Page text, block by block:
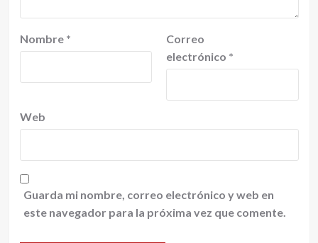
Nombre *
Correo
electrónico *
Web
Guarda mi nombre, correo electrónico y web en
este navegador para la próxima vez que comente.